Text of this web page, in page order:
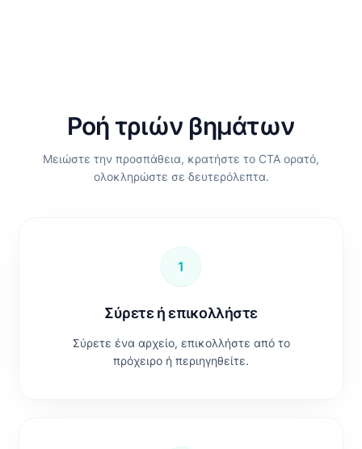
Ροή τριών βημάτων
Μειώστε την προσπάθεια, κρατήστε το CTA ορατό,
ολοκληρώστε σε δευτερόλεπτα.
1
Σύρετε ή επικολλήστε
Σύρετε ένα αρχείο, επικολλήστε από το
πρόχειρο ή περιηγηθείτε.